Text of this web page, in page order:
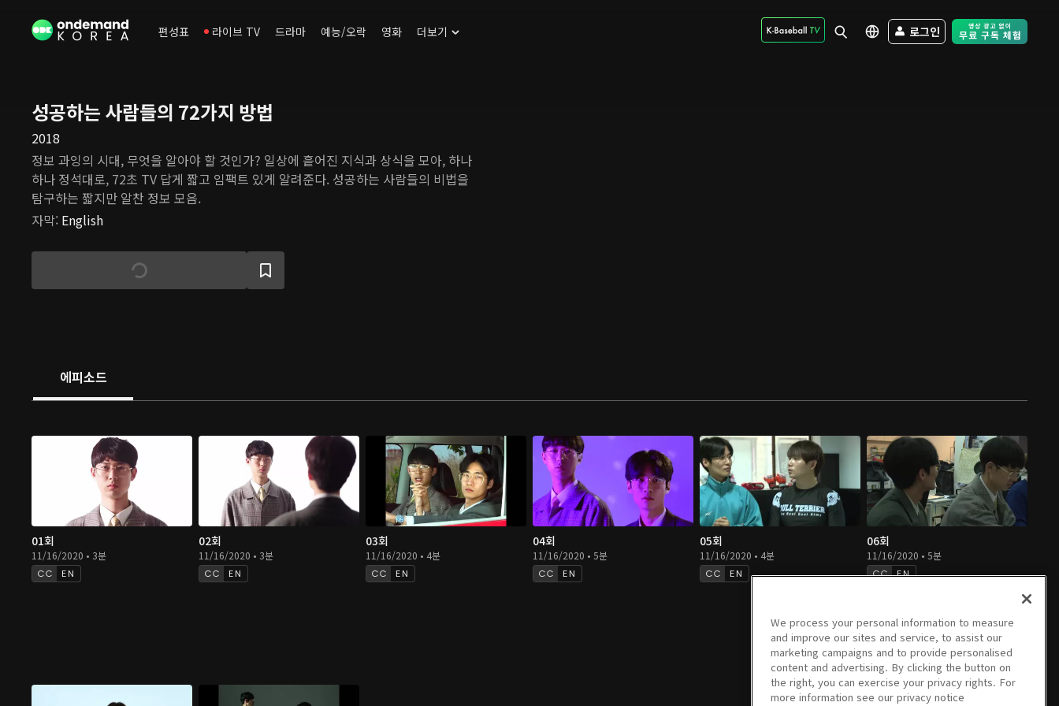
편성표 라이브 TV 드라마 예능/오락 영화 더보기 로그인 Free Trial -
성공하는 사람들의 72가지 방법
2018
정보 과잉의 시대, 무엇을 알아야 할 것인가? 일상에 흩어진 지식과 상식을 모아, 하나
하나 정석대로, 72초 TV 답게 짧고 임팩트 있게 알려준다. 성공하는 사람들의 비법을
탐구하는 짧지만 알찬 정보 모음.
자막: English
에피소드
01회
11/16/2020 • 3분
EN
02회
11/16/2020 • 3분
EN
03회
11/16/2020 • 4분
EN
04회
11/16/2020 • 5분
EN
05회
11/16/2020 • 4분
EN
06회
11/16/2020 • 5분
EN
We process your personal information to measure
and improve our sites and service, to assist our
marketing campaigns and to provide personalised
content and advertising. By clicking the button on
the right, you can exercise your privacy rights. For
more information see our privacy notice